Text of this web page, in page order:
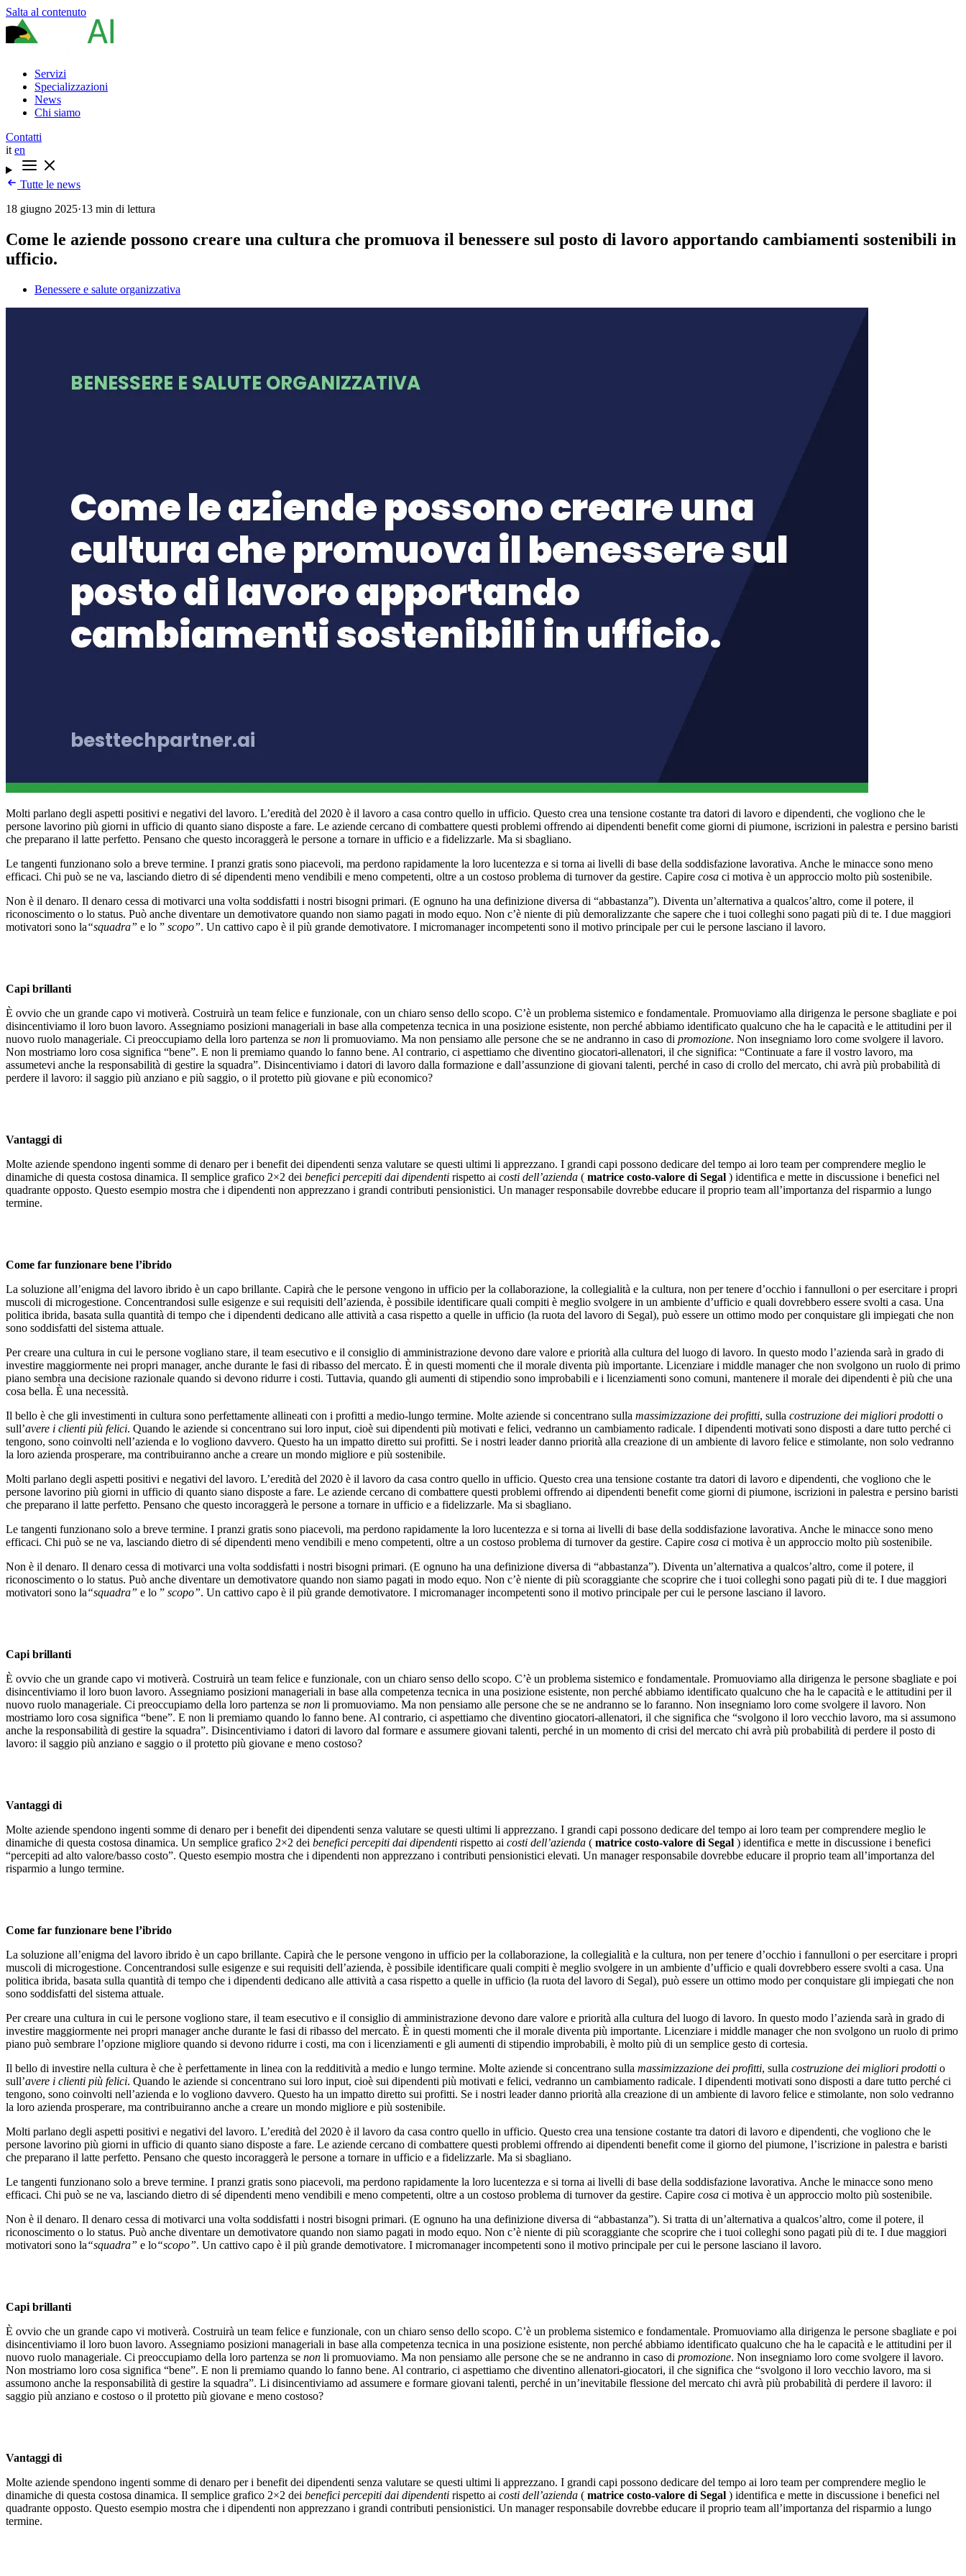
Salta al contenuto
Servizi
Specializzazioni
News
Chi siamo
Contatti
it en
Tutte le news
18 giugno 2025·13 min di lettura
Come le aziende possono creare una cultura che promuova il benessere sul posto di lavoro apportando cambiamenti sostenibili in
ufficio.
Benessere e salute organizzativa
Molti parlano degli aspetti positivi e negativi del lavoro. L’eredità del 2020 è il lavoro a casa contro quello in ufficio. Questo crea una tensione costante tra datori di lavoro e dipendenti, che vogliono che le
persone lavorino più giorni in ufficio di quanto siano disposte a fare. Le aziende cercano di combattere questi problemi offrendo ai dipendenti benefit come giorni di piumone, iscrizioni in palestra e persino baristi
che preparano il latte perfetto. Pensano che questo incoraggerà le persone a tornare in ufficio e a fidelizzarle. Ma si sbagliano.
Le tangenti funzionano solo a breve termine. I pranzi gratis sono piacevoli, ma perdono rapidamente la loro lucentezza e si torna ai livelli di base della soddisfazione lavorativa. Anche le minacce sono meno
efficaci. Chi può se ne va, lasciando dietro di sé dipendenti meno vendibili e meno competenti, oltre a un costoso problema di turnover da gestire. Capire cosa ci motiva è un approccio molto più sostenibile.
Non è il denaro. Il denaro cessa di motivarci una volta soddisfatti i nostri bisogni primari. (E ognuno ha una definizione diversa di “abbastanza”). Diventa un’alternativa a qualcos’altro, come il potere, il
riconoscimento o lo status. Può anche diventare un demotivatore quando non siamo pagati in modo equo. Non c’è niente di più demoralizzante che sapere che i tuoi colleghi sono pagati più di te. I due maggiori
motivatori sono la“squadra” e lo ” scopo”. Un cattivo capo è il più grande demotivatore. I micromanager incompetenti sono il motivo principale per cui le persone lasciano il lavoro.
Capi brillanti
È ovvio che un grande capo vi motiverà. Costruirà un team felice e funzionale, con un chiaro senso dello scopo. C’è un problema sistemico e fondamentale. Promuoviamo alla dirigenza le persone sbagliate e poi
disincentiviamo il loro buon lavoro. Assegniamo posizioni manageriali in base alla competenza tecnica in una posizione esistente, non perché abbiamo identificato qualcuno che ha le capacità e le attitudini per il
nuovo ruolo manageriale. Ci preoccupiamo della loro partenza se non li promuoviamo. Ma non pensiamo alle persone che se ne andranno in caso di promozione. Non insegniamo loro come svolgere il lavoro.
Non mostriamo loro cosa significa “bene”. E non li premiamo quando lo fanno bene. Al contrario, ci aspettiamo che diventino giocatori-allenatori, il che significa: “Continuate a fare il vostro lavoro, ma
assumetevi anche la responsabilità di gestire la squadra”. Disincentiviamo i datori di lavoro dalla formazione e dall’assunzione di giovani talenti, perché in caso di crollo del mercato, chi avrà più probabilità di
perdere il lavoro: il saggio più anziano e più saggio, o il protetto più giovane e più economico?
Vantaggi di
Molte aziende spendono ingenti somme di denaro per i benefit dei dipendenti senza valutare se questi ultimi li apprezzano. I grandi capi possono dedicare del tempo ai loro team per comprendere meglio le
dinamiche di questa costosa dinamica. Il semplice grafico 2×2 dei benefici percepiti dai dipendenti rispetto ai costi dell’azienda ( matrice costo-valore di Segal ) identifica e mette in discussione i benefici nel
quadrante opposto. Questo esempio mostra che i dipendenti non apprezzano i grandi contributi pensionistici. Un manager responsabile dovrebbe educare il proprio team all’importanza del risparmio a lungo
termine.
Come far funzionare bene l’ibrido
La soluzione all’enigma del lavoro ibrido è un capo brillante. Capirà che le persone vengono in ufficio per la collaborazione, la collegialità e la cultura, non per tenere d’occhio i fannulloni o per esercitare i propri
muscoli di microgestione. Concentrandosi sulle esigenze e sui requisiti dell’azienda, è possibile identificare quali compiti è meglio svolgere in un ambiente d’ufficio e quali dovrebbero essere svolti a casa. Una
politica ibrida, basata sulla quantità di tempo che i dipendenti dedicano alle attività a casa rispetto a quelle in ufficio (la ruota del lavoro di Segal), può essere un ottimo modo per conquistare gli impiegati che non
sono soddisfatti del sistema attuale.
Per creare una cultura in cui le persone vogliano stare, il team esecutivo e il consiglio di amministrazione devono dare valore e priorità alla cultura del luogo di lavoro. In questo modo l’azienda sarà in grado di
investire maggiormente nei propri manager, anche durante le fasi di ribasso del mercato. È in questi momenti che il morale diventa più importante. Licenziare i middle manager che non svolgono un ruolo di primo
piano sembra una decisione razionale quando si devono ridurre i costi. Tuttavia, quando gli aumenti di stipendio sono improbabili e i licenziamenti sono comuni, mantenere il morale dei dipendenti è più che una
cosa bella. È una necessità.
Il bello è che gli investimenti in cultura sono perfettamente allineati con i profitti a medio-lungo termine. Molte aziende si concentrano sulla massimizzazione dei profitti, sulla costruzione dei migliori prodotti o
sull’avere i clienti più felici. Quando le aziende si concentrano sui loro input, cioè sui dipendenti più motivati e felici, vedranno un cambiamento radicale. I dipendenti motivati sono disposti a dare tutto perché ci
tengono, sono coinvolti nell’azienda e lo vogliono davvero. Questo ha un impatto diretto sui profitti. Se i nostri leader danno priorità alla creazione di un ambiente di lavoro felice e stimolante, non solo vedranno
la loro azienda prosperare, ma contribuiranno anche a creare un mondo migliore e più sostenibile.
Molti parlano degli aspetti positivi e negativi del lavoro. L’eredità del 2020 è il lavoro da casa contro quello in ufficio. Questo crea una tensione costante tra datori di lavoro e dipendenti, che vogliono che le
persone lavorino più giorni in ufficio di quanto siano disposte a fare. Le aziende cercano di combattere questi problemi offrendo ai dipendenti benefit come giorni di piumone, iscrizioni in palestra e persino baristi
che preparano il latte perfetto. Pensano che questo incoraggerà le persone a tornare in ufficio e a fidelizzarle. Ma si sbagliano.
Le tangenti funzionano solo a breve termine. I pranzi gratis sono piacevoli, ma perdono rapidamente la loro lucentezza e si torna ai livelli di base della soddisfazione lavorativa. Anche le minacce sono meno
efficaci. Chi può se ne va, lasciando dietro di sé dipendenti meno vendibili e meno competenti, oltre a un costoso problema di turnover da gestire. Capire cosa ci motiva è un approccio molto più sostenibile.
Non è il denaro. Il denaro cessa di motivarci una volta soddisfatti i nostri bisogni primari. (E ognuno ha una definizione diversa di “abbastanza”). Diventa un’alternativa a qualcos’altro, come il potere, il
riconoscimento o lo status. Può anche diventare un demotivatore quando non siamo pagati in modo equo. Non c’è niente di più scoraggiante che scoprire che i tuoi colleghi sono pagati più di te. I due maggiori
motivatori sono la“squadra” e lo ” scopo”. Un cattivo capo è il più grande demotivatore. I micromanager incompetenti sono il motivo principale per cui le persone lasciano il lavoro.
Capi brillanti
È ovvio che un grande capo vi motiverà. Costruirà un team felice e funzionale, con un chiaro senso dello scopo. C’è un problema sistemico e fondamentale. Promuoviamo alla dirigenza le persone sbagliate e poi
disincentiviamo il loro buon lavoro. Assegniamo posizioni manageriali in base alla competenza tecnica in una posizione esistente, non perché abbiamo identificato qualcuno che ha le capacità e le attitudini per il
nuovo ruolo manageriale. Ci preoccupiamo della loro partenza se non li promuoviamo. Ma non pensiamo alle persone che se ne andranno se lo faranno. Non insegniamo loro come svolgere il lavoro. Non
mostriamo loro cosa significa “bene”. E non li premiamo quando lo fanno bene. Al contrario, ci aspettiamo che diventino giocatori-allenatori, il che significa che “svolgono il loro vecchio lavoro, ma si assumono
anche la responsabilità di gestire la squadra”. Disincentiviamo i datori di lavoro dal formare e assumere giovani talenti, perché in un momento di crisi del mercato chi avrà più probabilità di perdere il posto di
lavoro: il saggio più anziano e saggio o il protetto più giovane e meno costoso?
Vantaggi di
Molte aziende spendono ingenti somme di denaro per i benefit dei dipendenti senza valutare se questi ultimi li apprezzano. I grandi capi possono dedicare del tempo ai loro team per comprendere meglio le
dinamiche di questa costosa dinamica. Un semplice grafico 2×2 dei benefici percepiti dai dipendenti rispetto ai costi dell’azienda ( matrice costo-valore di Segal ) identifica e mette in discussione i benefici
“percepiti ad alto valore/basso costo”. Questo esempio mostra che i dipendenti non apprezzano i contributi pensionistici elevati. Un manager responsabile dovrebbe educare il proprio team all’importanza del
risparmio a lungo termine.
Come far funzionare bene l’ibrido
La soluzione all’enigma del lavoro ibrido è un capo brillante. Capirà che le persone vengono in ufficio per la collaborazione, la collegialità e la cultura, non per tenere d’occhio i fannulloni o per esercitare i propri
muscoli di microgestione. Concentrandosi sulle esigenze e sui requisiti dell’azienda, è possibile identificare quali compiti è meglio svolgere in un ambiente d’ufficio e quali dovrebbero essere svolti a casa. Una
politica ibrida, basata sulla quantità di tempo che i dipendenti dedicano alle attività a casa rispetto a quelle in ufficio (la ruota del lavoro di Segal), può essere un ottimo modo per conquistare gli impiegati che non
sono soddisfatti del sistema attuale.
Per creare una cultura in cui le persone vogliono stare, il team esecutivo e il consiglio di amministrazione devono dare valore e priorità alla cultura del luogo di lavoro. In questo modo l’azienda sarà in grado di
investire maggiormente nei propri manager anche durante le fasi di ribasso del mercato. È in questi momenti che il morale diventa più importante. Licenziare i middle manager che non svolgono un ruolo di primo
piano può sembrare l’opzione migliore quando si devono ridurre i costi, ma con i licenziamenti e gli aumenti di stipendio improbabili, è molto più di un semplice gesto di cortesia.
Il bello di investire nella cultura è che è perfettamente in linea con la redditività a medio e lungo termine. Molte aziende si concentrano sulla massimizzazione dei profitti, sulla costruzione dei migliori prodotti o
sull’avere i clienti più felici. Quando le aziende si concentrano sui loro input, cioè sui dipendenti più motivati e felici, vedranno un cambiamento radicale. I dipendenti motivati sono disposti a dare tutto perché ci
tengono, sono coinvolti nell’azienda e lo vogliono davvero. Questo ha un impatto diretto sui profitti. Se i nostri leader danno priorità alla creazione di un ambiente di lavoro felice e stimolante, non solo vedranno
la loro azienda prosperare, ma contribuiranno anche a creare un mondo migliore e più sostenibile.
Molti parlano degli aspetti positivi e negativi del lavoro. L’eredità del 2020 è il lavoro da casa contro quello in ufficio. Questo crea una tensione costante tra datori di lavoro e dipendenti, che vogliono che le
persone lavorino più giorni in ufficio di quanto siano disposte a fare. Le aziende cercano di combattere questi problemi offrendo ai dipendenti benefit come il giorno del piumone, l’iscrizione in palestra e baristi
che preparano il latte perfetto. Pensano che questo incoraggerà le persone a tornare in ufficio e a fidelizzarle. Ma si sbagliano.
Le tangenti funzionano solo a breve termine. I pranzi gratis sono piacevoli, ma perdono rapidamente la loro lucentezza e si torna ai livelli di base della soddisfazione lavorativa. Anche le minacce sono meno
efficaci. Chi può se ne va, lasciando dietro di sé dipendenti meno vendibili e meno competenti, oltre a un costoso problema di turnover da gestire. Capire cosa ci motiva è un approccio molto più sostenibile.
Non è il denaro. Il denaro cessa di motivarci una volta soddisfatti i nostri bisogni primari. (E ognuno ha una definizione diversa di “abbastanza”). Si tratta di un’alternativa a qualcos’altro, come il potere, il
riconoscimento o lo status. Può anche diventare un demotivatore quando non siamo pagati in modo equo. Non c’è niente di più scoraggiante che scoprire che i tuoi colleghi sono pagati più di te. I due maggiori
motivatori sono la“squadra” e lo“scopo”. Un cattivo capo è il più grande demotivatore. I micromanager incompetenti sono il motivo principale per cui le persone lasciano il lavoro.
Capi brillanti
È ovvio che un grande capo vi motiverà. Costruirà un team felice e funzionale, con un chiaro senso dello scopo. C’è un problema sistemico e fondamentale. Promuoviamo alla dirigenza le persone sbagliate e poi
disincentiviamo il loro buon lavoro. Assegniamo posizioni manageriali in base alla competenza tecnica in una posizione esistente, non perché abbiamo identificato qualcuno che ha le capacità e le attitudini per il
nuovo ruolo manageriale. Ci preoccupiamo della loro partenza se non li promuoviamo. Ma non pensiamo alle persone che se ne andranno in caso di promozione. Non insegniamo loro come svolgere il lavoro.
Non mostriamo loro cosa significa “bene”. E non li premiamo quando lo fanno bene. Al contrario, ci aspettiamo che diventino allenatori-giocatori, il che significa che “svolgono il loro vecchio lavoro, ma si
assumono anche la responsabilità di gestire la squadra”. Li disincentiviamo ad assumere e formare giovani talenti, perché in un’inevitabile flessione del mercato chi avrà più probabilità di perdere il lavoro: il
saggio più anziano e costoso o il protetto più giovane e meno costoso?
Vantaggi di
Molte aziende spendono ingenti somme di denaro per i benefit dei dipendenti senza valutare se questi ultimi li apprezzano. I grandi capi possono dedicare del tempo ai loro team per comprendere meglio le
dinamiche di questa costosa dinamica. Il semplice grafico 2×2 dei benefici percepiti dai dipendenti rispetto ai costi dell’azienda ( matrice costo-valore di Segal ) identifica e mette in discussione i benefici nel
quadrante opposto. Questo esempio mostra che i dipendenti non apprezzano i grandi contributi pensionistici. Un manager responsabile dovrebbe educare il proprio team all’importanza del risparmio a lungo
termine.